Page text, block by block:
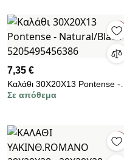
7,35 €
Καλάθι 30Χ20Χ13 Pontense -
Natural/Black 5205495456386
Σε απόθεμα